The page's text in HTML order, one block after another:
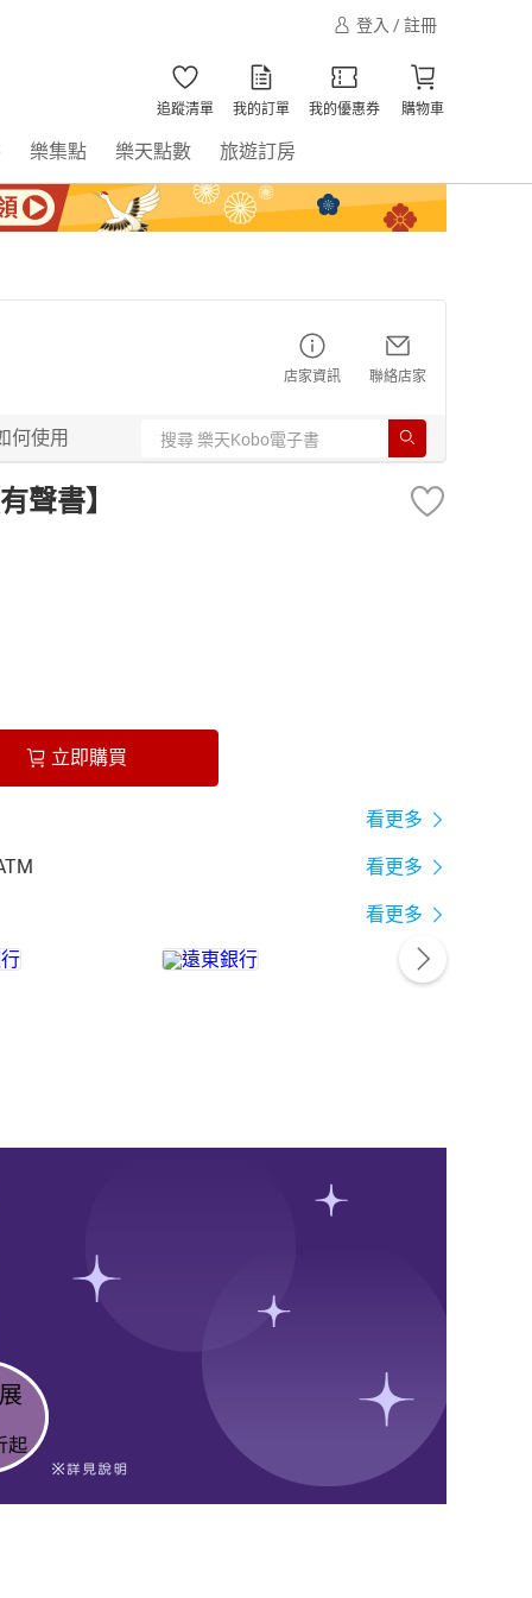
登入 / 註冊
追蹤清單 我的訂單 我的優惠券 購物車
樂集點 樂天點數 旅遊訂房
店家資訊 聯絡店家
何使用
聲書】
立即購買
看更多
看更多
看更多